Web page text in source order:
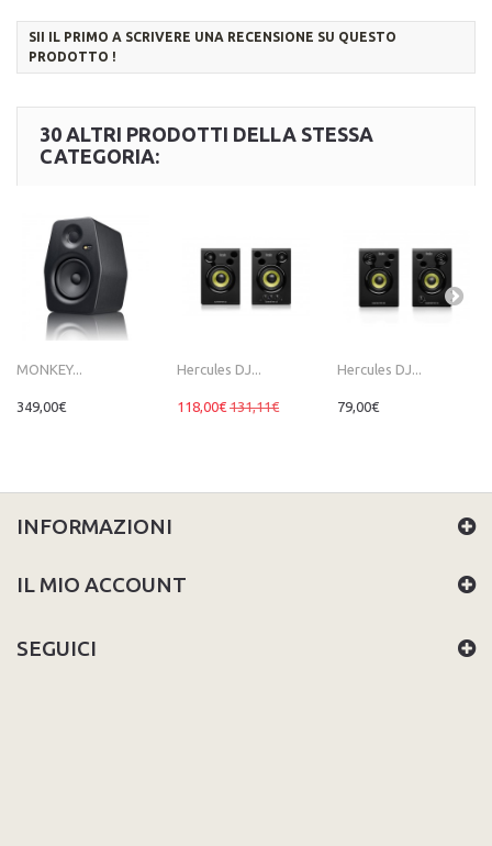
SII IL PRIMO A SCRIVERE UNA RECENSIONE SU QUESTO
PRODOTTO !
30 ALTRI PRODOTTI DELLA STESSA
CATEGORIA:
MONKEY...
349,00€
Hercules DJ...
118,00€ 131,11€
Hercules DJ...
79,00€
INFORMAZIONI
IL MIO ACCOUNT
SEGUICI